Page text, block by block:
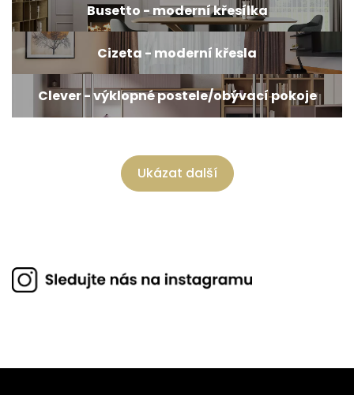
Busetto - moderní křesílka
Cizeta - moderní křesla
Clever - výklopné postele/obývací pokoje
Ukázat další